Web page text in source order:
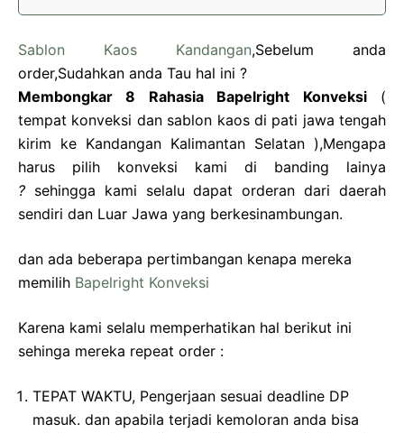
Sablon Kaos Kandangan,Sebelum anda
order,Sudahkan anda Tau hal ini ?
Membongkar 8 Rahasia Bapelright Konveksi(
tempat konveksi dan sablon kaos di pati jawa tengah
kirim ke Kandangan Kalimantan Selatan ),Mengapa
harus pilih konveksi kami di banding lainya
? sehingga kami selalu dapat orderan dari daerah
sendiri dan Luar Jawa yang berkesinambungan.
dan ada beberapa pertimbangan kenapa mereka
memilih Bapelright Konveksi
Karena kami selalu memperhatikan hal berikut ini
sehinga mereka repeat order :
TEPAT WAKTU, Pengerjaan sesuai deadline DP
masuk. dan apabila terjadi kemoloran anda bisa